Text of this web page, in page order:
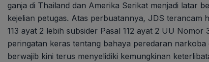
ganja di Thailand dan Amerika Serikat menjadi latar
kejelian petugas. Atas perbuatannya, JDS terancam
113 ayat 2 lebih subsider Pasal 112 ayat 2 UU
peringatan keras tentang bahaya peredaran
berwajib kini terus menyelidiki kemungkinan